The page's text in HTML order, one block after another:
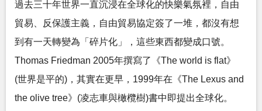
過去三十年世界一直沉浸在全球化的快樂氣氛裡，自由
貿易、反保護主義，自由貿易協定簽了一堆，都沒有想
到有一天轉變為「碎片化」，這些東西都變成口號。
Thomas Friedman 2005年撰寫了《The world is flat》
(世界是平的)，其實在更早，1999年在《The Lexus and
the olive tree》(凌志車與橄欖樹)書中即提出全球化。